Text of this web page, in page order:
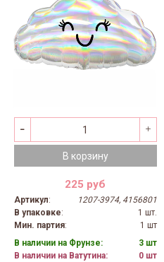
В корзину
225 руб
Артикул:
1207-3974, 4156801
В упаковке:
1 шт.
Мин. партия:
1 шт
В наличии на Фрунзе:
3 шт
В наличии на Ватутина:
0 шт